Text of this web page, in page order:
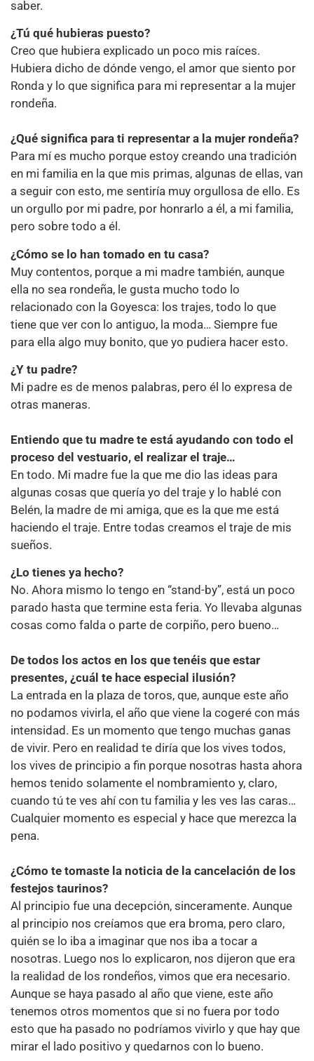
saber.
¿Tú qué hubieras puesto?
Creo que hubiera explicado un poco mis raíces.
Hubiera dicho de dónde vengo, el amor que siento por
Ronda y lo que significa para mi representar a la mujer
rondeña.
¿Qué significa para ti representar a la mujer rondeña?
Para mí es mucho porque estoy creando una tradición
en mi familia en la que mis primas, algunas de ellas, van
a seguir con esto, me sentiría muy orgullosa de ello. Es
un orgullo por mi padre, por honrarlo a él, a mi familia,
pero sobre todo a él.
¿Cómo se lo han tomado en tu casa?
Muy contentos, porque a mi madre también, aunque
ella no sea rondeña, le gusta mucho todo lo
relacionado con la Goyesca: los trajes, todo lo que
tiene que ver con lo antiguo, la moda… Siempre fue
para ella algo muy bonito, que yo pudiera hacer esto.
¿Y tu padre?
Mi padre es de menos palabras, pero él lo expresa de
otras maneras.
Entiendo que tu madre te está ayudando con todo el
proceso del vestuario, el realizar el traje…
En todo. Mi madre fue la que me dio las ideas para
algunas cosas que quería yo del traje y lo hablé con
Belén, la madre de mi amiga, que es la que me está
haciendo el traje. Entre todas creamos el traje de mis
sueños.
¿Lo tienes ya hecho?
No. Ahora mismo lo tengo en “stand-by”, está un poco
parado hasta que termine esta feria. Yo llevaba algunas
cosas como falda o parte de corpiño, pero bueno…
De todos los actos en los que tenéis que estar
presentes, ¿cuál te hace especial ilusión?
La entrada en la plaza de toros, que, aunque este año
no podamos vivirla, el año que viene la cogeré con más
intensidad. Es un momento que tengo muchas ganas
de vivir. Pero en realidad te diría que los vives todos,
los vives de principio a fin porque nosotras hasta ahora
hemos tenido solamente el nombramiento y, claro,
cuando tú te ves ahí con tu familia y les ves las caras…
Cualquier momento es especial y hace que merezca la
pena.
¿Cómo te tomaste la noticia de la cancelación de los
festejos taurinos?
Al principio fue una decepción, sinceramente. Aunque
al principio nos creíamos que era broma, pero claro,
quién se lo iba a imaginar que nos iba a tocar a
nosotras. Luego nos lo explicaron, nos dijeron que era
la realidad de los rondeños, vimos que era necesario.
Aunque se haya pasado al año que viene, este año
tenemos otros momentos que si no fuera por todo
esto que ha pasado no podríamos vivirlo y que hay que
mirar el lado positivo y quedarnos con lo bueno.